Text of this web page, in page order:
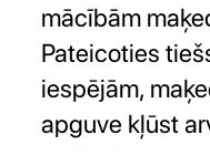
mācībām
Pateicoties
iespējām,
apguve kļūst